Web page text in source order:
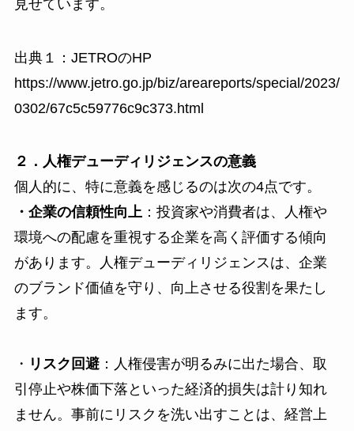
見せています。
出典１：JETROのHP
https://www.jetro.go.jp/biz/areareports/special/2023/
0302/67c5c59776c9c373.html
２．人権デューディリジェンスの意義
個人的に、特に意義を感じるのは次の4点です。
・企業の信頼性向上：投資家や消費者は、人権や
環境への配慮を重視する企業を高く評価する傾向
があります。人権デューディリジェンスは、企業
のブランド価値を守り、向上させる役割を果たし
ます。
・ リスク回避：人権侵害が明るみに出た場合、取
引停止や株価下落といった経済的損失は計り知れ
ません。事前にリスクを洗い出すことは、経営上